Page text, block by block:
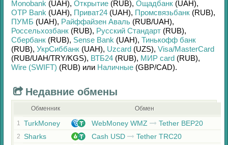
Monobank (UAH), Открытие (RUB), Ощадбанк (UAH),
OTP Bank (UAH), Приват24 (UAH), Промсвязьбанк (RUB),
ПУМБ (UAH), Райффайзен Аваль (RUB/UAH),
Россельхозбанк (RUB), Русский Стандарт (RUB),
Сбербанк (RUB), Sense Bank (UAH), Тинькофф банк
(RUB), УкрСиббанк (UAH), Uzcard (UZS), Visa/MasterCard
(RUB/UAH/TRY/KGS), ВТБ24 (RUB), МИР card (RUB),
Wire (SWIFT) (RUB) или Наличные (GBP/CAD).
Недавние обмены
Обменник Обмен
1 TurkMoney WebMoney WMZ Tether BEP20
2 Sharks Cash USD Tether TRC20